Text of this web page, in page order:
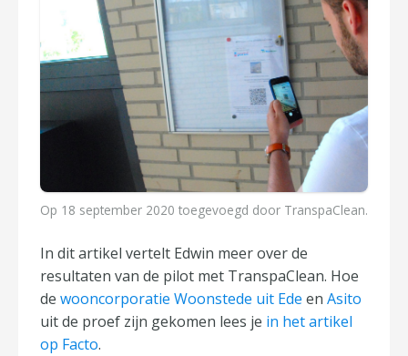
Op 18 september 2020 toegevoegd door TranspaClean.
In dit artikel vertelt Edwin meer over de
resultaten van de pilot met TranspaClean. Hoe
de wooncorporatie Woonstede uit Ede en Asito
uit de proef zijn gekomen lees je in het artikel
op Facto.